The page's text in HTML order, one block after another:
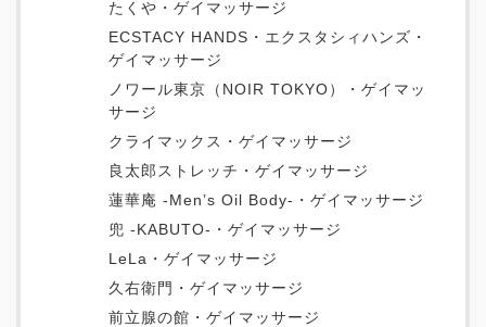
たくや・ゲイマッサージ
ECSTACY HANDS・エクスタシィハンズ・
ゲイマッサージ
ノワール東京（NOIR TOKYO）・ゲイマッ
サージ
クライマックス・ゲイマッサージ
良太郎ストレッチ・ゲイマッサージ
蓮華庵 -Men’s Oil Body-・ゲイマッサージ
兜 -KABUTO-・ゲイマッサージ
LeLa・ゲイマッサージ
久右衛門・ゲイマッサージ
前立腺の館・ゲイマッサージ